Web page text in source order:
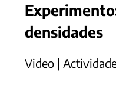
densidades
Video |